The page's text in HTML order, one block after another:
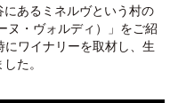
あるミネルヴという村の
・ヴォルディ）」をご紹
ワイナリーを取材し、生
た。